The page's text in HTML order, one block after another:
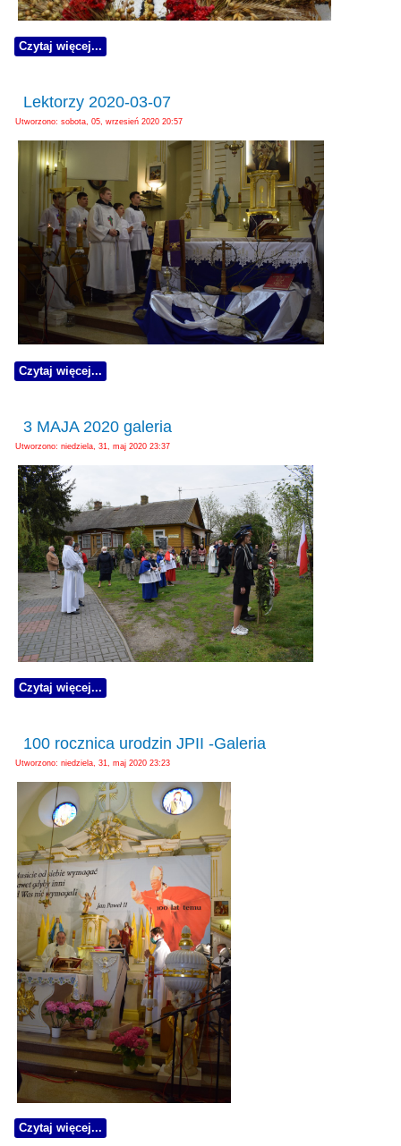
Czytaj więcej...
Lektorzy 2020-03-07
Utworzono: sobota, 05, wrzesień 2020 20:57
Czytaj więcej...
3 MAJA 2020 galeria
Utworzono: niedziela, 31, maj 2020 23:37
Czytaj więcej...
100 rocznica urodzin JPII -Galeria
Utworzono: niedziela, 31, maj 2020 23:23
Czytaj więcej...